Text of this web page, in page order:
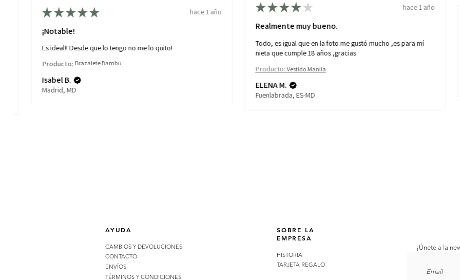
★★★★★ hace 1 año
¡Notable!
Es ideal!! Desde que lo tengo no me lo quito!
Producto: Brazalete Bambu
Isabel B.
Madrid, MD
★ ★ ★ ★ ★ hace 1 año
Realmente muy bueno.
Todo, es igual que en la foto me gustó mucho ,es para mí
nieta que cumple 18 años ,gracias
Producto:Vestido Manila
ELENA M.
Fuenlabrada, ES-MD
AYUDA
CAMBIOS Y DEVOLUCIONES
CONTACTO
ENVÍOS
TÉRMINOS Y CONDICIONES
SOBRE LA
EMPRESA
HISTORIA
TARJETA REGALO
¡Únete a la